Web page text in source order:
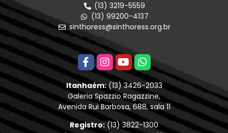
(13) 3219-5559
(13) 99200-4137
sinthoress@sinthoress.org.br
Itanhaém:(13) 3426-2033
Galeria Spazzio Ragazzine,
Avenida Rui Barbosa, 688, sala 11
Registro:(13) 3822-1300